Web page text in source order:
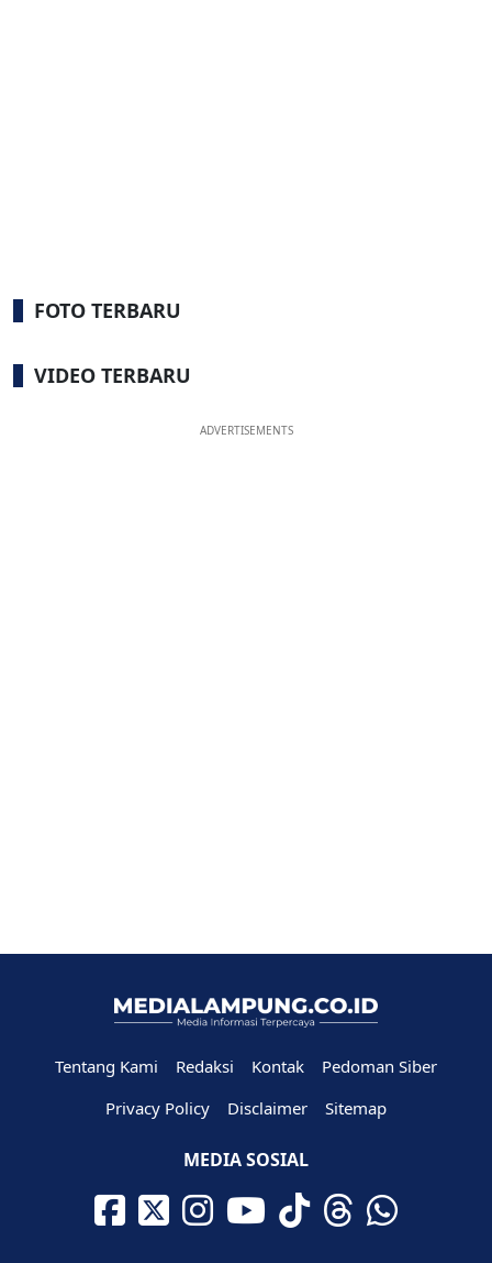
FOTO TERBARU
VIDEO TERBARU
ADVERTISEMENTS
Tentang Kami Redaksi Kontak
Pedoman Siber
Privacy Policy
Disclaimer Sitemap
MEDIA SOSIAL